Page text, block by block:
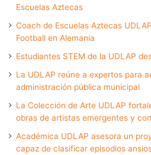
Escuelas Aztecas
Coach de Escuelas Aztecas
Football en Alemania
Estudiantes STEM de la UDLAP
La UDLAP reúne a expertos para
administración pública municipal
La Colección de Arte UDLAP
obras de artistas emergentes y
Académica UDLAP asesora un
capaz de clasificar episodios